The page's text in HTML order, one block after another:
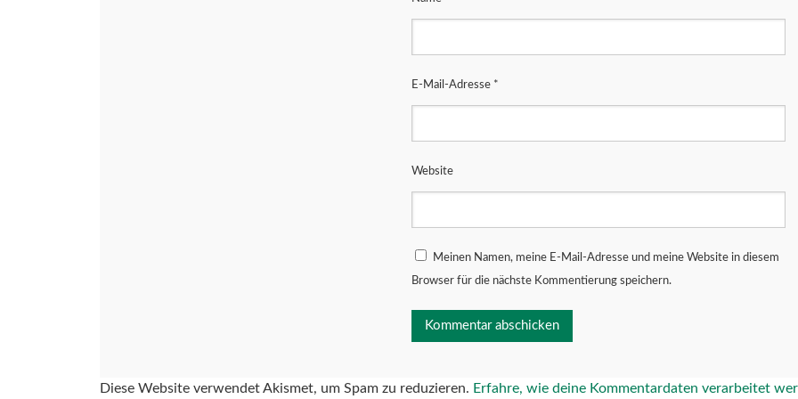
E-Mail-Adresse *
Website
Meinen Namen, meine E-Mail-Adresse und meine Website in diesem
Browser für die nächste Kommentierung speichern.
Diese Website verwendet Akismet, um Spam zu reduzieren. Erfahre, wie deine Kommentardaten verarbeitet